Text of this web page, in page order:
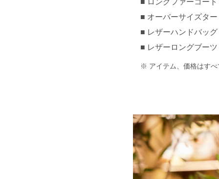
ロングファーコー
オーバーサイズタ
レザーハンドバッ
レザーロングブー
アイテム、価格はす